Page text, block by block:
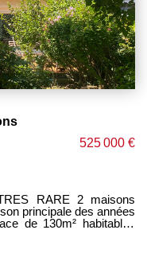
525 000 €
RARE 2 maisons
de 130m² habitables